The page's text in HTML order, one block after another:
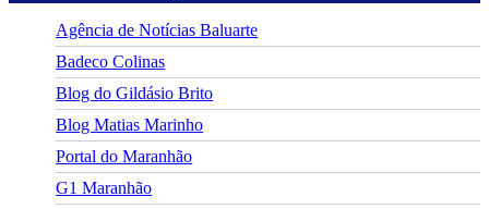
Agência de Notícias Baluarte
Badeco Colinas
Blog do Gildásio Brito
Blog Matias Marinho
Portal do Maranhão
G1 Maranhão